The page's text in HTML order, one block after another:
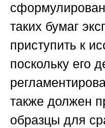
таких бумаг
приступить к
поскольку его
также должен
образцы для